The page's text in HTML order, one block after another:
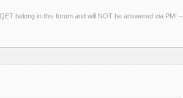
belong in this forum and will NOT be answered via PM! –